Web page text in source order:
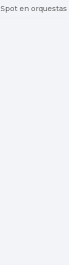
Spot en orquestas